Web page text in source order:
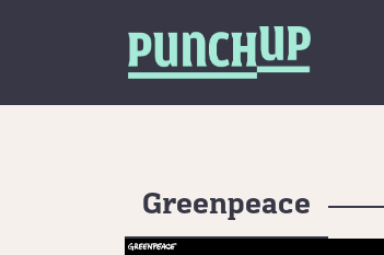
Greenpeace